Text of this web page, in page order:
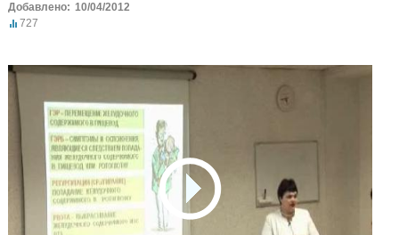
Добавлено: 10/04/2012
727